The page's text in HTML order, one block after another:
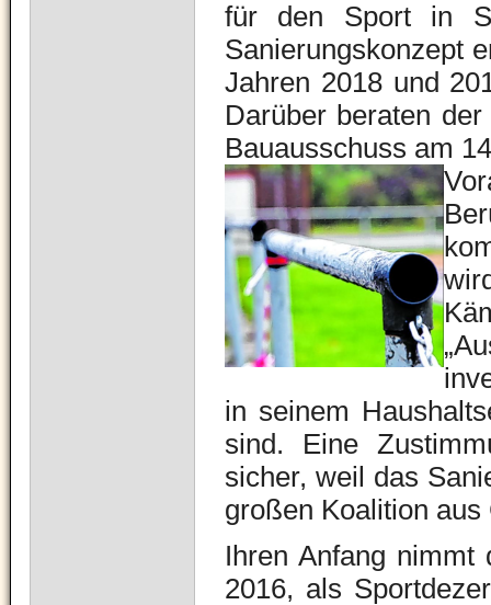
für den Sport in
Sanierungskonzept
Jahren 2018 und
Darüber beraten
Bauausschuss am
in seinem
sind. Eine
sicher, weil das
großen Koalition
Ihren Anfang nimmt
2016, als